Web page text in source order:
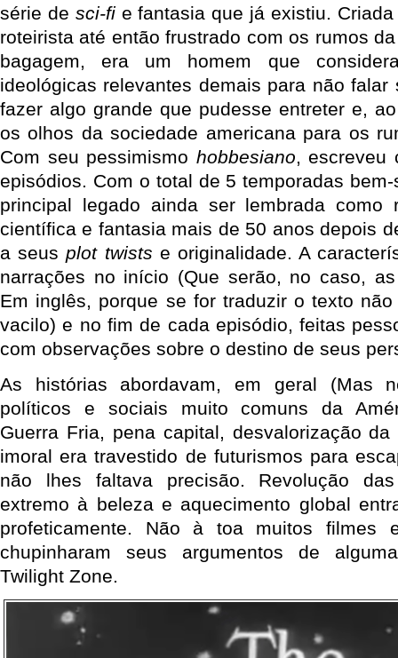
série de sci-fie fantasia que já existiu.
roteirista até então frustrado com os rumos
bagagem, era um homem que
ideológicas relevantes demais para não falar
fazer algo grande que pudesse entreter e,
os olhos da sociedade americana para os
Com seu pessimismo hobbesiano, escreveu
episódios. Com o total de 5 temporadas
principal legado ainda ser lembrada como
científica e fantasia mais de 50 anos depois
a seusplot twists e originalidade. A
narrações no início (Que serão, no caso,
Em inglês, porque se for traduzir o texto
vacilo) e no fim de cada episódio, feitas
com observações sobre o destino de seus
As histórias abordavam, em geral (Mas
políticos e sociais muito comuns da
Guerra Fria, pena capital, desvalorização
imoral era travestido de futurismos para
não lhes faltava precisão. Revolução
extremo à beleza e aquecimento global
profeticamente. Não à toa muitos filmes
chupinharam seus argumentos de
Twilight Zone.